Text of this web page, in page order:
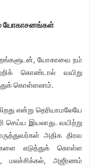
யோகாசனங்கள்
யோகாவை நம்
கொண்டால் ​வயிறு
கொள்ளலாம்.
என்று தெரியாமலேயே
செய்ய இயலாது. வயிற்று
அதிக திரவ
எடுத்துக் கொள்ள
மலச்சிக்கல், அஜீரணம்